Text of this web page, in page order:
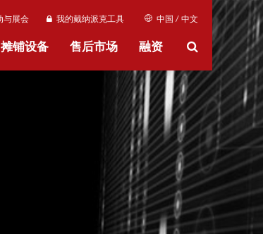
与展会 我的戴纳派克工具 中国 / 中文
摊铺设备 售后市场 融资